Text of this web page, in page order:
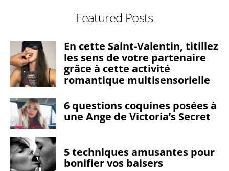
Featured Posts
En cette Saint-Valentin, titillez
les sens de votre partenaire
grâce à cette activité
romantique multisensorielle
6 questions coquines posées à
une Ange de Victoria’s Secret
5 techniques amusantes pour
bonifier vos baisers